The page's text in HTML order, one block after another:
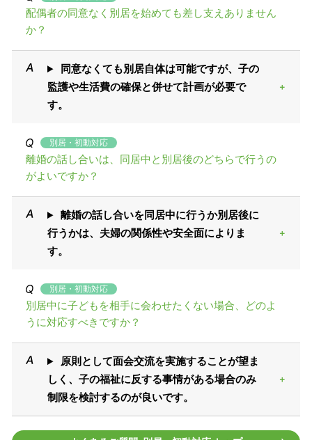
配偶者の同意なく別居を始めても差し支えありません
か？
同意なくても別居自体は可能ですが、子の
監護や生活費の確保と併せて計画が必要で
す。
別居・初動対応
離婚の話し合いは、同居中と別居後のどちらで行うの
がよいですか？
離婚の話し合いを同居中に行うか別居後に
行うかは、夫婦の関係性や安全面によりま
す。
別居・初動対応
別居中に子どもを相手に会わせたくない場合、どのよ
うに対応すべきですか？
原則として面会交流を実施することが望ま
しく、子の福祉に反する事情がある場合のみ
制限を検討するのが良いです。